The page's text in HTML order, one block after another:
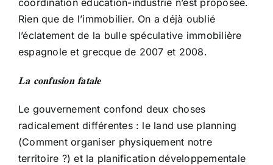
Rien que de l’immobilier. On a déjà oublié
l’éclatement de la bulle spéculative immobilière
espagnole et grecque de 2007 et 2008.
𝐋𝐚 𝐜𝐨𝐧𝐟𝐮𝐬𝐢𝐨𝐧 𝐟𝐚𝐭𝐚𝐥𝐞
Le gouvernement confond deux choses
radicalement différentes : le land use planning
(Comment organiser physiquement notre
territoire ?) et la planification développementale